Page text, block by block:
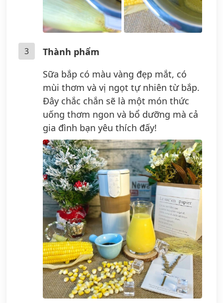
3
Thành phẩm
Sữa bắp có màu vàng đẹp mắt, có
mùi thơm và vị ngọt tự nhiên từ bắp.
Đây chắc chắn sẽ là một món thức
uống thơm ngon và bổ dưỡng mà cả
gia đình bạn yêu thích đấy!